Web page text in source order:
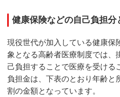
健康保険などの自己負担分
現役世代が加入している健康保
象となる高齢者医療制度では、
己負担することで医療を受ける
負担金は、下表のとおり年齢と
割の金額となっています。